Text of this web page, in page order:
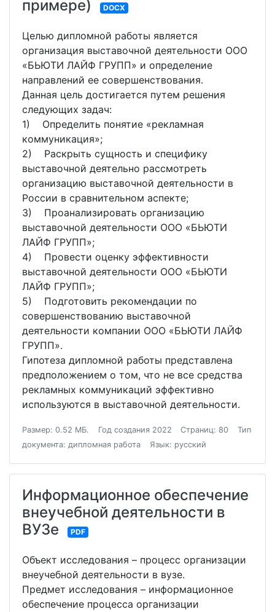
примере) DOCX
Целью дипломной работы является
организация выставочной деятельности ООО
«БЬЮТИ ЛАЙФ ГРУПП» и определение
направлений ее совершенствования.
Данная цель достигается путем решения
следующих задач:
1) Определить понятие «рекламная
коммуникация»;
2) Раскрыть сущность и специфику
выставочной деятельно рассмотреть
организацию выставочной деятельности в
России в сравнительном аспекте;
3) Проанализировать организацию
выставочной деятельности ООО «БЬЮТИ
ЛАЙФ ГРУПП»;
4) Провести оценку эффективности
выставочной деятельности ООО «БЬЮТИ
ЛАЙФ ГРУПП»;
5) Подготовить рекомендации по
совершенствованию выставочной
деятельности компании ООО «БЬЮТИ ЛАЙФ
ГРУПП».
Гипотеза дипломной работы представлена
предположением о том, что не все средства
рекламных коммуникаций эффективно
используются в выставочной деятельности.
Размер: 0.52 МБ. Год создания 2022 Страниц: 80
Тип
документа: дипломная работа
Язык: русский
Информационное обеспечение
внеучебной деятельности в
ВУЗе
PDF
Объект исследования – процесс организации
внеучебной деятельности в вузе.
Предмет исследования – информационное
обеспечение процесса организации